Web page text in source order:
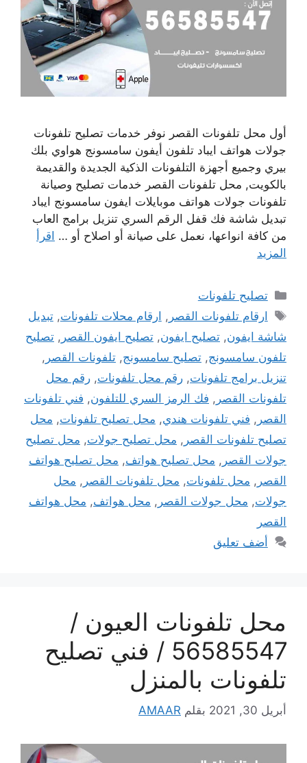
أول محل تلفونات القصر نوفر خدمات تصليح تلفونات
جولات هواتف ايباد تلفون أيفون سامسونج هواوي بلك
بيري وجميع أجهزة التلفونات الذكية الجديدة والقديمة
بالكويت, محل تلفونات القصر خدمات تصليح وصيانة
تلفونات جولات هواتف موبايلات ايفون سامسونج ايباد
تبديل شاشة فك قفل الرقم السري تنزيل برامج العاب
من كافة انواعها، نعمل على صيانة أو اصلاح أو … اقرأ
المزيد
التصنيفات
تصليح تلفونات
الوسوم
ارقام تلفونات القصر , ارقام محلات تلفونات,تبديل
شاشة ايفون, تصليح ايفون, تصليح ايفون القصر , تصليح
تلفون سامسونج, تصليح سامسونج, تلفونات القصر ,
تنزيل برامج تلفونات, رقم محل تلفونات, رقم محل
تلفونات القصر , فك الرمز السري للتلفون, فني تلفونات
القصر , فني تلفونات هندي, محل تصليح تلفونات, محل
تصليح تلفونات القصر , محل تصليح جولات, محل تصليح
جولات القصر , محل تصليح هواتف, محل تصليح هواتف
القصر , محل تلفونات, محل تلفونات القصر , محل
جولات, محل جولات القصر , محل هواتف, محل هواتف
القصر
أضف تعليق
محل تلفونات العيون /
56585547 / فني تصليح
تلفونات بالمنزل
أبريل 30, 2021 بقلم AMAAR